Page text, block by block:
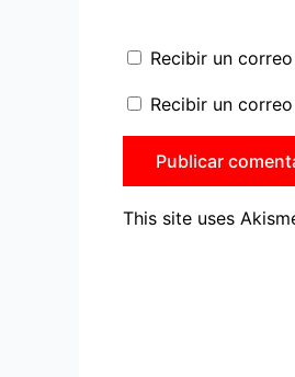
Recibir un
Recibir un
This site uses